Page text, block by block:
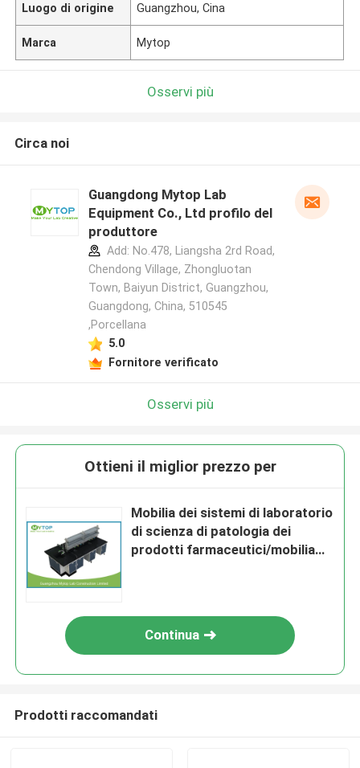
Luogo di origine Guangzhou, Cina
Marca Mytop
Osservi più
Circa noi
Guangdong Mytop Lab
Equipment Co., Ltd profilo del
produttore
Add: No.478, Liangsha 2rd Road,
Chendong Village, Zhongluotan
Town, Baiyun District, Guangzhou,
Guangdong, China, 510545
,Porcellana
5.0
Fornitore verificato
Osservi più
Ottieni il miglior prezzo per
Mobilia dei sistemi di laboratorio
di scienza di patologia dei
prodotti farmaceutici/mobilia
Continua
Prodotti raccomandati